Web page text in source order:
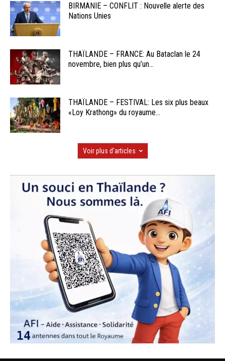
BIRMANIE – CONFLIT : Nouvelle alerte des
Nations Unies
THAÏLANDE – FRANCE: Au Bataclan le 24
novembre, bien plus qu’un...
THAÏLANDE – FESTIVAL: Les six plus beaux
«Loy Krathong» du royaume...
Voir plus d'articles